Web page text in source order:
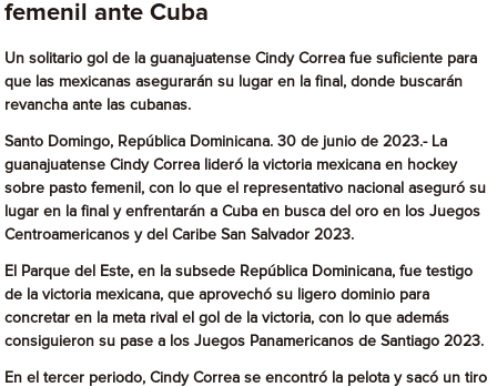
femenil ante Cuba
Un solitario gol de la guanajuatense Cindy Correa fue suficiente para
que las mexicanas asegurarán su lugar en la final, donde buscarán
revancha ante las cubanas.
Santo Domingo, República Dominicana. 30 de junio de 2023.- La
guanajuatense Cindy Correa lideró la victoria mexicana en hockey
sobre pasto femenil, con lo que el representativo nacional aseguró su
lugar en la final y enfrentarán a Cuba en busca del oro en los Juegos
Centroamericanos y del Caribe San Salvador 2023.
El Parque del Este, en la subsede República Dominicana, fue testigo
de la victoria mexicana, que aprovechó su ligero dominio para
concretar en la meta rival el gol de la victoria, con lo que además
consiguieron su pase a los Juegos Panamericanos de Santiago 2023.
En el tercer periodo, Cindy Correa se encontró la pelota y sacó un tiro